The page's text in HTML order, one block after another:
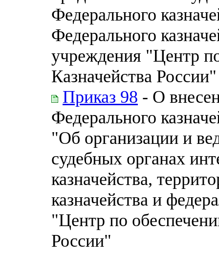
Федерального
Федерального
учреждения "Центр
Казначейства России"
Приказ 98 - О
Федерального
"Об организации и
судебных органах
казначейства,
казначейства и
"Центр по
России"